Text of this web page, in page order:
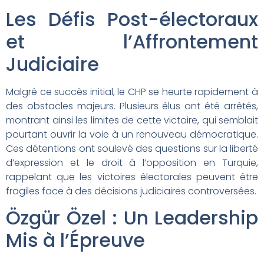
Les Défis Post-électoraux
et l’Affrontement
Judiciaire
Malgré ce succès initial, le CHP se heurte rapidement à
des obstacles majeurs. Plusieurs élus ont été arrêtés,
montrant ainsi les limites de cette victoire, qui semblait
pourtant ouvrir la voie à un renouveau démocratique.
Ces détentions ont soulevé des questions sur la liberté
d’expression et le droit à l’opposition en Turquie,
rappelant que les victoires électorales peuvent être
fragiles face à des décisions judiciaires controversées.
Özgür Özel : Un Leadership
Mis à l’Épreuve